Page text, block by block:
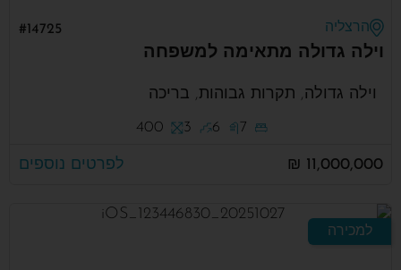
הרצליה
וילה גדולה מתאימה למשפחה
#14725
וילה גדולה, תקרות גבוהות, בריכה
7
6
3
400
11,000,000 ₪ לפרטים נוספים
למכירה